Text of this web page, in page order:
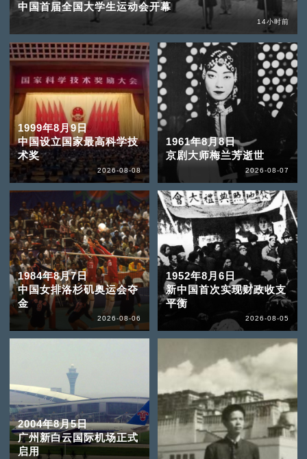
中国首届全国大学生运动会开幕
14小时前
1999年8月9日
中国设立国家最高科学技
术奖
2026-08-08
1961年8月8日
京剧大师梅兰芳逝世
2026-08-07
1984年8月7日
中国女排洛杉矶奥运会夺
金
2026-08-06
1952年8月6日
新中国首次实现财政收支
平衡
2026-08-05
2004年8月5日
广州新白云国际机场正式
启用